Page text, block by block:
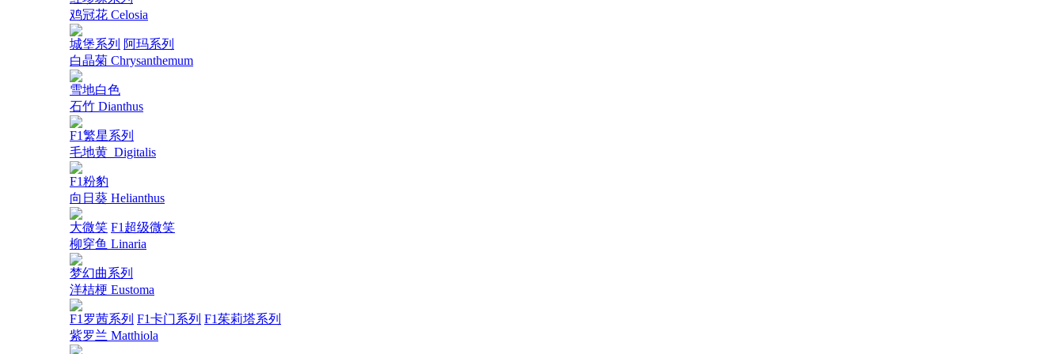
鸡冠花 Celosia
城堡系列 阿玛系列
白晶菊 Chrysanthemum
雪地白色
石竹 Dianthus
F1繁星系列
毛地黄_Digitalis
F1粉豹
向日葵 Helianthus
大微笑 F1超级微笑
柳穿鱼 Linaria
梦幻曲系列
洋桔梗 Eustoma
F1罗茜系列 F1卡门系列 F1茱莉塔系列
紫罗兰 Matthiola